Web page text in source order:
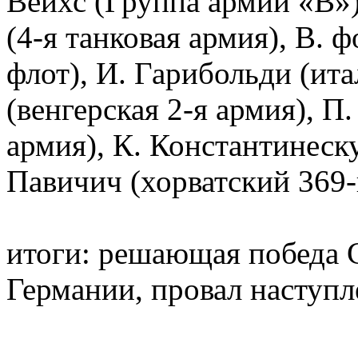
(4-я танковая армия), В.
флот), И. Гарибольди
(венгерская 2-я армия),
армия), К.
Павичич (хорватский
итоги: решающая победа
Германии, провал